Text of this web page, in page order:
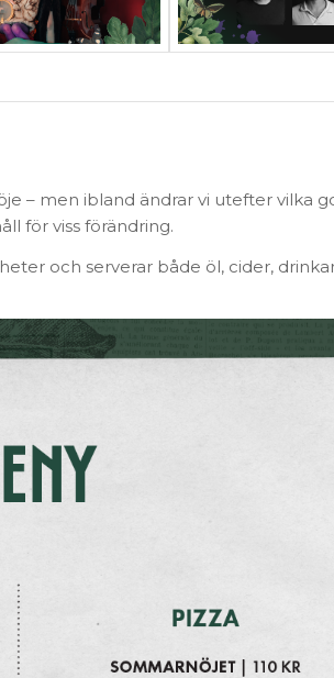
– men ibland ändrar vi utefter vilka
för viss förändring.
och serverar både öl, cider,